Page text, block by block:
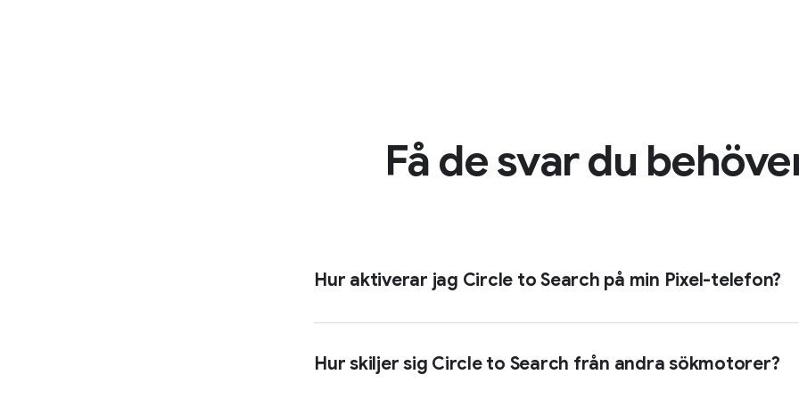
Få de svar du
Hur aktiverar jag Circle to Search på min Pixel-telefon?
Hur skiljer sig Circle to Search från andra sökmotorer?